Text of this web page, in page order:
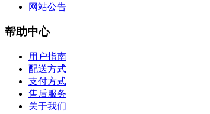
网站公告
帮助中心
用户指南
配送方式
支付方式
售后服务
关于我们